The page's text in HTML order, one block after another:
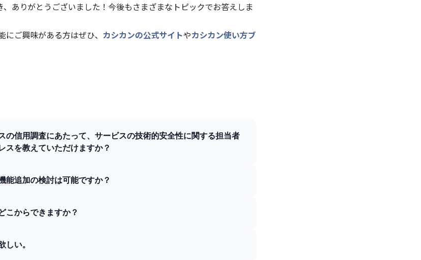
、ありがとうございました！今後もさまざまなトピックでお答えしま
ご興味がある方はぜひ、 カシカンの公式サイトやカシカン使い方ブ
の信用調査にあたって、サービスの技術的安全性に関する担当者
スを教えていただけますか？
能追加の検討は可能ですか？
こからできますか？
しい。